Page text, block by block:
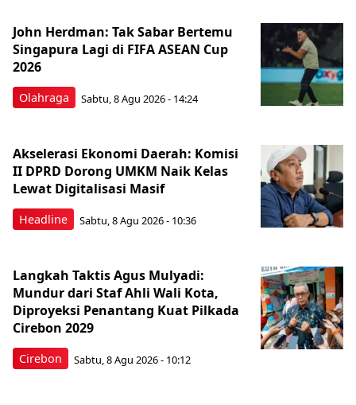
Olahraga
John Herdman: Tak Sabar Bertemu
Singapura Lagi di FIFA ASEAN Cup
2026
Sabtu, 8 Agu 2026 - 14:24
Headline
Akselerasi Ekonomi Daerah: Komisi
II DPRD Dorong UMKM Naik Kelas
Lewat Digitalisasi Masif
Sabtu, 8 Agu 2026 - 10:36
Cirebon
Langkah Taktis Agus Mulyadi:
Mundur dari Staf Ahli Wali Kota,
Diproyeksi Penantang Kuat Pilkada
Cirebon 2029
Sabtu, 8 Agu 2026 - 10:12